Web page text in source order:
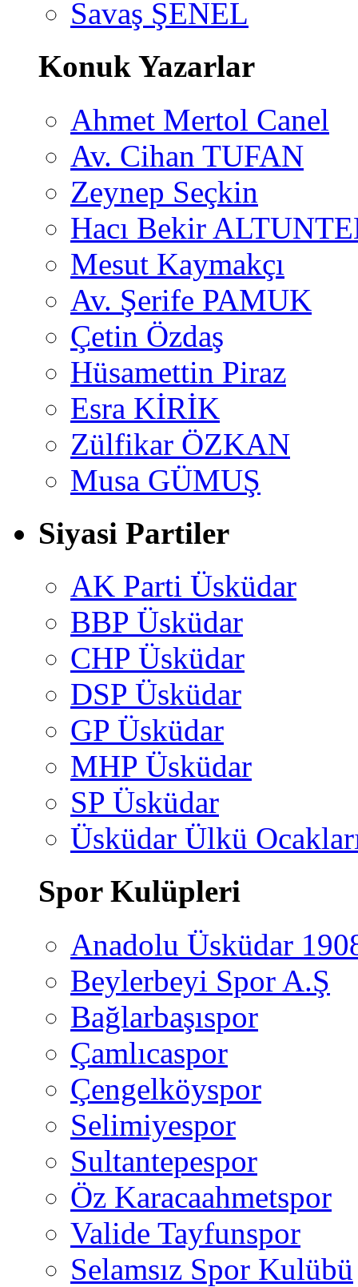
Savaş ŞENEL
Konuk Yazarlar
Ahmet Mertol Canel
Av. Cihan TUFAN
Zeynep Seçkin
Hacı Bekir
Mesut Kaymakçı
Av. Şerife PAMUK
Çetin Özdaş
Hüsamettin Piraz
Esra KİRİK
Zülfikar ÖZKAN
Musa GÜMUŞ
Siyasi Partiler
AK Parti Üsküdar
BBP Üsküdar
CHP Üsküdar
DSP Üsküdar
GP Üsküdar
MHP Üsküdar
SP Üsküdar
Üsküdar Ülkü
Spor Kulüpleri
Anadolu Üsküdar
Beylerbeyi Spor A.Ş
Bağlarbaşıspor
Çamlıcaspor
Çengelköyspor
Selimiyespor
Sultantepespor
Öz Karacaahmetspor
Valide Tayfunspor
Selamsız Spor Kulübü